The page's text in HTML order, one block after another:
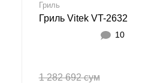
Гриль
Гриль Vitek VT-2632
10
1 282 692 сум